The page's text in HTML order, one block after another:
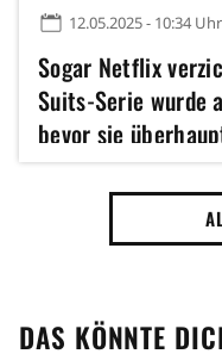
12.05.2025 - 10:34 Uhr
Sogar Netflix
Suits-Serie wurde
bevor sie
ist
DAS KÖNNTE